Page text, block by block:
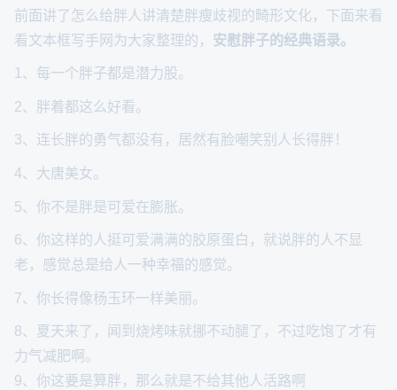
前面讲了怎么给胖人讲清楚胖瘦歧视的畸形文化，下面来看
看文本框写手网为大家整理的， 安慰胖子的经典语录。
1、每一个胖子都是潜力股。
2、胖着都这么好看。
3、连长胖的勇气都没有，居然有脸嘲笑别人长得胖！
4、大唐美女。
5、你不是胖是可爱在膨胀。
6、你这样的人挺可爱满满的胶原蛋白，就说胖的人不显
老，感觉总是给人一种幸福的感觉。
7、你长得像杨玉环一样美丽。
8、夏天来了，闻到烧烤味就挪不动腿了，不过吃饱了才有
力气减肥啊。
9、你这要是算胖，那么就是不给其他人活路啊